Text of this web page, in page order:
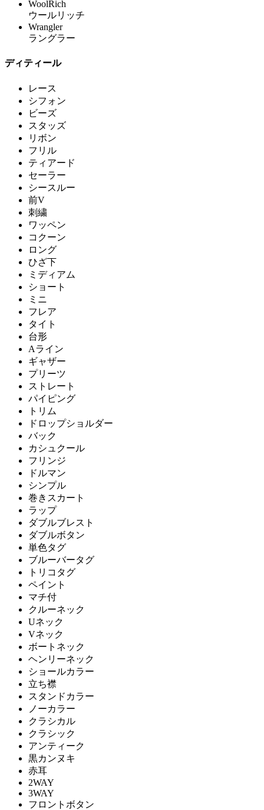
WoolRich
ウールリッチ
Wrangler
ラングラー
ディティール
レース
シフォン
ビーズ
スタッズ
リボン
フリル
ティアード
セーラー
シースルー
前V
刺繍
ワッペン
コクーン
ロング
ひざ下
ミディアム
ショート
ミニ
フレア
タイト
台形
Aライン
ギャザー
プリーツ
ストレート
パイピング
トリム
ドロップショルダー
バック
カシュクール
フリンジ
ドルマン
シンプル
巻きスカート
ラップ
ダブルブレスト
ダブルボタン
単色タグ
ブルーバータグ
トリコタグ
ペイント
マチ付
クルーネック
Uネック
Vネック
ボートネック
ヘンリーネック
ショールカラー
立ち襟
スタンドカラー
ノーカラー
クラシカル
クラシック
アンティーク
黒カンヌキ
赤耳
2WAY
3WAY
フロントボタン